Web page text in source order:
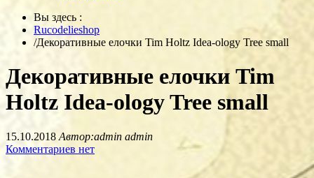
Вы здесь :
Rucodelieshop
/Декоративные елочки Tim Holtz Idea-ology Tree small
Декоративные елочки Tim
Holtz Idea-ology Tree small
15.10.2018 Автор:admin admin
Комментариев нет